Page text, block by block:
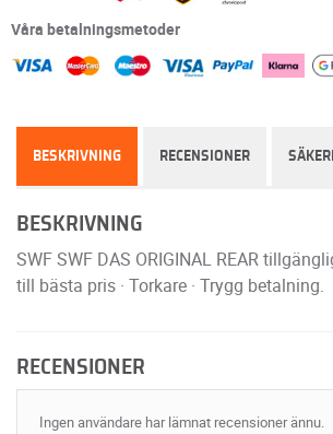
Våra betalningsmetoder
BESKRIVNING RECENSIONER
BESKRIVNING
SWF SWF DAS ORIGINAL REAR
till bästa pris · Torkare · Trygg betalning.
RECENSIONER
Ingen användare har lämnat recensioner ännu.